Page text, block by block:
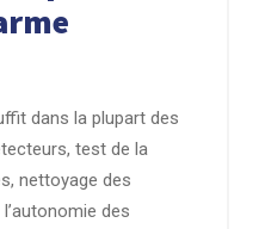
dans la plupart des
test de la
nettoyage des
des